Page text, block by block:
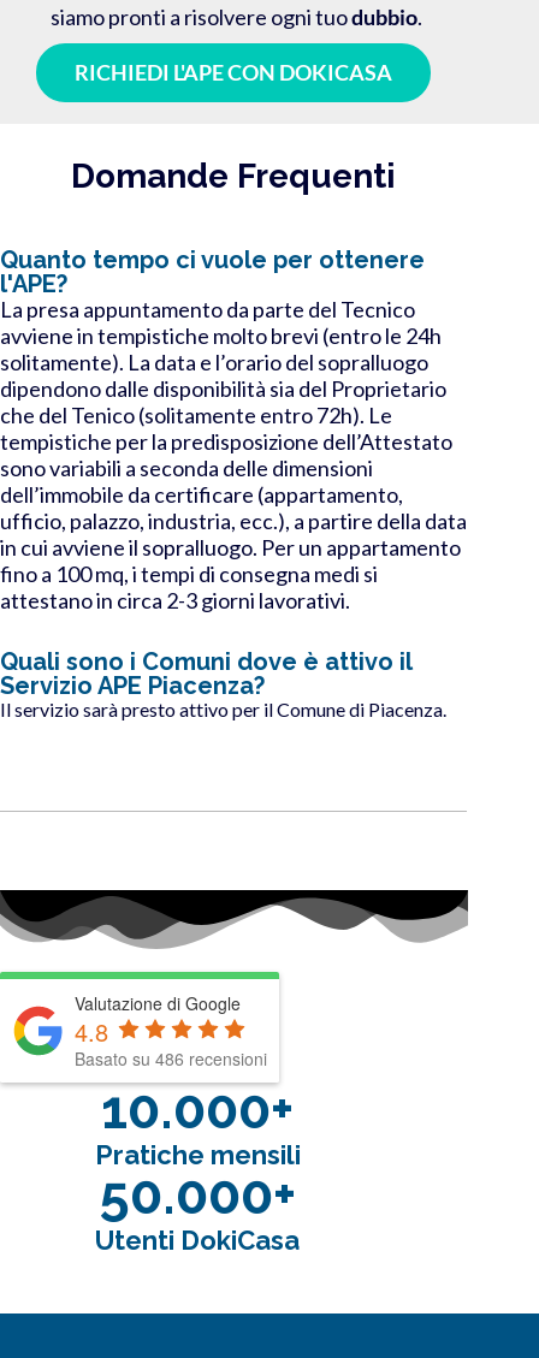
siamo pronti a risolvere ogni tuodubbio.
RICHIEDI L'APE CON DOKICASA
Domande Frequenti
Quanto tempo ci vuole per ottenere
l'APE?
La presa appuntamento da parte del Tecnico
avviene in tempistiche molto brevi (entro le 24h
solitamente). La data e l’orario del sopralluogo
dipendono dalle disponibilità sia del Proprietario
che del Tenico (solitamente entro 72h). Le
tempistiche per la predisposizione dell’Attestato
sono variabili a seconda delle dimensioni
dell’immobile da certificare (appartamento,
ufficio, palazzo, industria, ecc.), a partire della data
in cui avviene il sopralluogo. Per un appartamento
fino a 100 mq, i tempi di consegna medi si
attestano in circa 2-3 giorni lavorativi.
Quali sono i Comuni dove è attivo il
Servizio APE Piacenza?
Il servizio sarà presto attivo per il Comune di Piacenza.
Valutazione di Google
4.8
Basato su 486 recensioni
10.000+
Pratiche mensili
50.000+
Utenti DokiCasa